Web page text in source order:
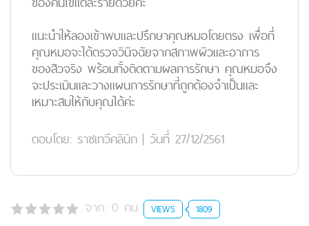
แนะนำให้ลองเข้าพบและปรึกษาคุณหมอโดยตรง เพื่อที่
คุณหมอจะได้ตรวจวินิจฉัยจากสภาพผิวและอาการ
ของสิวจริง พร้อมทั้งติดตามผลการรักษา คุณหมอจึง
จะประเมินและวางแผนการรักษาที่ถูกต้องจำเป็นและ
เหมาะสมให้กับคุณได้ค่ะ
ตอบโดย: ราชเทวีคลินิก | วันที่ 27/12/2561
จาก: 0 คน VIEWS 1809